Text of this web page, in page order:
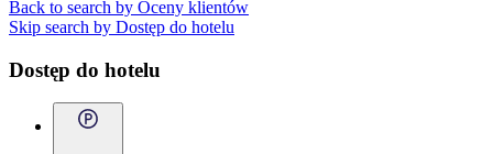
Back to search by Oceny klientów
Skip search by Dostęp do hotelu
Dostęp do hotelu